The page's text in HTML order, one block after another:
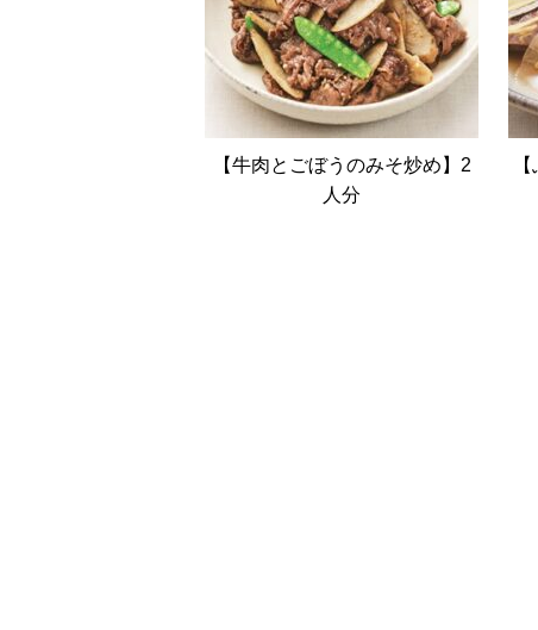
【牛肉とごぼうのみそ炒め】2
人分